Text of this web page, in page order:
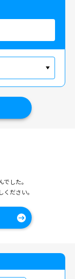
した。
ださい。